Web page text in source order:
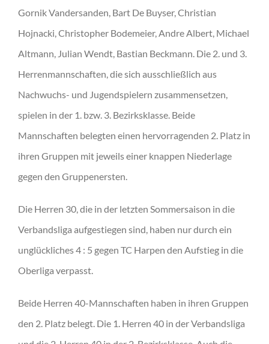
Gornik Vandersanden, Bart De Buyser, Christian
Hojnacki, Christopher Bodemeier, Andre Albert, Michael
Altmann, Julian Wendt, Bastian Beckmann. Die 2. und 3.
Herrenmannschaften, die sich ausschließlich aus
Nachwuchs- und Jugendspielern zusammensetzen,
spielen in der 1. bzw. 3. Bezirksklasse. Beide
Mannschaften belegten einen hervorragenden 2. Platz in
ihren Gruppen mit jeweils einer knappen Niederlage
gegen den Gruppenersten.
Die Herren 30, die in der letzten Sommersaison in die
Verbandsliga aufgestiegen sind, haben nur durch ein
unglückliches 4 : 5 gegen TC Harpen den Aufstieg in die
Oberliga verpasst.
Beide Herren 40-Mannschaften haben in ihren Gruppen
den 2. Platz belegt. Die 1. Herren 40 in der Verbandsliga